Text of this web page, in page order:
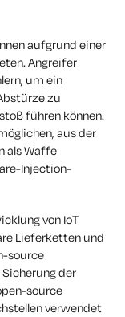
aufgrund einer
Angreifer
um ein
zu
führen können.
aus der
als Waffe
Injection-
von IoT
Lieferketten und
source
der
source
verwendet